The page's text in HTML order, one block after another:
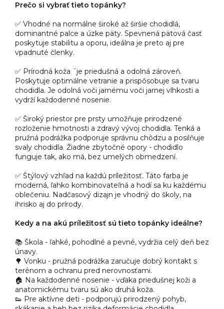
Prečo si vybrať tieto topánky?
✅ Vhodné na normálne široké až širšie chodidlá,
dominantné palce a úzke päty. Spevnená pätová časť
poskytuje stabilitu a oporu, ideálna je preto aj pre
vpadnuté členky.
✅ Prírodná koža ´je priedušná a odolná zároveň.
Poskytuje optimálne vetranie a prispôsobuje sa tvaru
chodidla. Je odolná voči jarnému voči jarnej vlhkosti a
vydrží každodenné nosenie.
✅ Široký priestor pre prsty umožňuje prirodzené
rozloženie hmotnosti a zdravý vývoj chodidla. Tenká a
pružná podrážka podporuje správnu chôdzu a posilňuje
svaly chodidla. Žiadne zbytočné opory - chodidlo
funguje tak, ako má, bez umelých obmedzení.
✅ Štýlový vzhľad na každú príležitosť. Táto farba je
moderná, ľahko kombinovateľná a hodí sa ku každému
oblečeniu. Nadčasový dizajn je vhodný do školy, na
ihrisko aj do prírody.
Kedy a na akú príležitosť sú tieto topánky ideálne?
📚 Škola - ľahké, pohodlné a pevné, vydržia celý deň bez
únavy.
🌳 Vonku - pružná podrážka zaručuje dobrý kontakt s
terénom a ochranu pred nerovnosťami.
🏠 Na každodenné nosenie - vďaka priedušnej koži a
anatomickému tvaru sú ako druhá koža.
👟 Pre aktívne deti - podporujú prirodzený pohyb,